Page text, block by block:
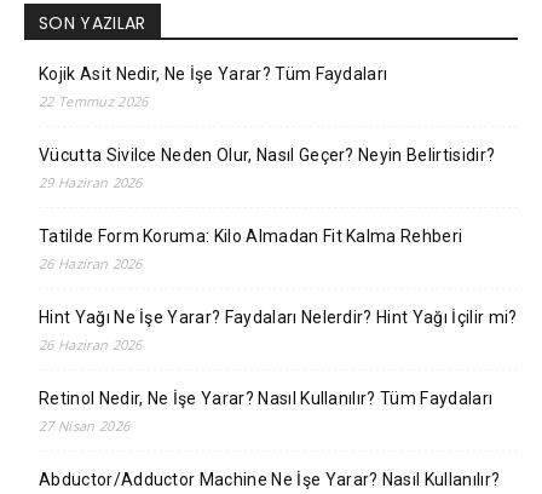
SON YAZILAR
Kojik Asit Nedir, Ne İşe Yarar? Tüm Faydaları
22 Temmuz 2026
Vücutta Sivilce Neden Olur, Nasıl Geçer? Neyin Belirtisidir?
29 Haziran 2026
Tatilde Form Koruma: Kilo Almadan Fit Kalma Rehberi
26 Haziran 2026
Hint Yağı Ne İşe Yarar? Faydaları Nelerdir? Hint Yağı İçilir mi?
26 Haziran 2026
Retinol Nedir, Ne İşe Yarar? Nasıl Kullanılır? Tüm Faydaları
27 Nisan 2026
Abductor/Adductor Machine Ne İşe Yarar? Nasıl Kullanılır?